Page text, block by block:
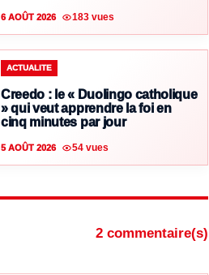
6 AOÛT 2026 183 vues
ACTUALITE
Creedo : le « Duolingo catholique
» qui veut apprendre la foi en
cinq minutes par jour
5 AOÛT 2026 54 vues
2 commentaire(s)